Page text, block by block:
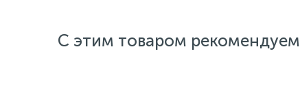
С этим товаром рекомендуем